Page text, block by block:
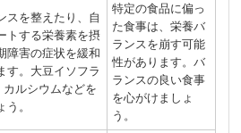
スを整えたり、自
トする栄養素を摂
障害の症状を緩和
す。大豆イソフラ
ルシウムなどを
。
特定の食品に偏っ
た食事は、栄養バ
ランスを崩す可能
性があります。バ
ランスの良い食事
を心がけましょ
う。